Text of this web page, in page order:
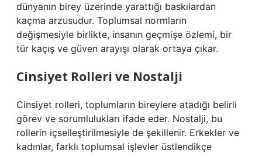
dünyanın birey üzerinde yarattığı baskılardan
kaçma arzusudur. Toplumsal normların
değişmesiyle birlikte, insanın geçmişe özlemi, bir
tür kaçış ve güven arayışı olarak ortaya çıkar.
Cinsiyet Rolleri ve Nostalji
Cinsiyet rolleri, toplumların bireylere atadığı belirli
görev ve sorumlulukları ifade eder. Nostalji, bu
rollerin içselleştirilmesiyle de şekillenir. Erkekler ve
kadınlar, farklı toplumsal işlevler üstlendikçe